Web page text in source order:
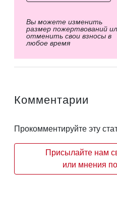
Вы можете изменить
размер пожертвований
отменить свои взносы в
любое время
Комментарии
Прокомментируйте эту
Присылайте нам
или мнения по